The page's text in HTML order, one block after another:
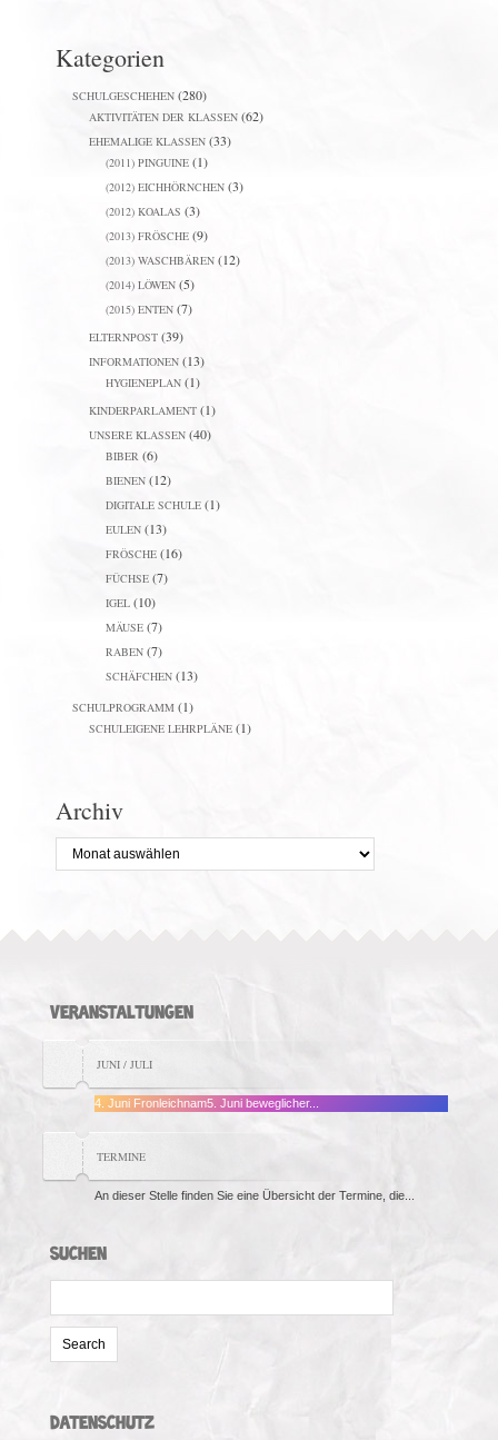
Kategorien
SCHULGESCHEHEN(280)
AKTIVITÄTEN DER KLASSEN(62)
EHEMALIGE KLASSEN(33)
(2011) PINGUINE(1)
(2012) EICHHÖRNCHEN(3)
(2012) KOALAS (3)
(2013) FRÖSCHE(9)
(2013) WASCHBÄREN(12)
(2014) LÖWEN(5)
(2015) ENTEN(7)
ELTERNPOST(39)
INFORMATIONEN(13)
HYGIENEPLAN(1)
KINDERPARLAMENT(1)
UNSERE KLASSEN(40)
BIBER (6)
BIENEN(12)
DIGITALE SCHULE(1)
EULEN(13)
FRÖSCHE(16)
FÜCHSE(7)
IGEL(10)
MÄUSE(7)
RABEN(7)
SCHÄFCHEN(13)
SCHULPROGRAMM(1)
SCHULEIGENE LEHRPLÄNE(1)
Archiv
Archiv
VERANSTALTUNGEN
JUNI / JULI
4. Juni Fronleichnam5. Juni beweglicher...
TERMINE
An dieser Stelle finden Sie eine Übersicht der Termine, die...
SUCHEN
DATENSCHUTZ